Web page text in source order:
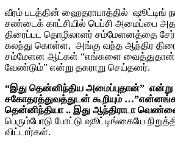
வீரம் படத்தின் ஹைதராபாத்தில் ஷூட்டிங்
சண்டைக் காட்சியில் பெப்சி அமைப்பை
திரைப்பட தொழிலாளர் சம்மேளனத்தை
கலந்து கொள்ள, அங்கு வந்த ஆந்திர
சம்மேளன ஆட்கள் “எங்களை
வேண்டும்” என்று தகராறு செய்தனர்.
“இது தென்னிந்திய அமைப்புதான்”
சகோதரத்துவத்துடன் கூறியும்
தென்னிந்தியா .. இது ஆந்திராடா
பெரும்போடு போட்டு ஷூட்டிங்கையே
விட்டார்கள்.